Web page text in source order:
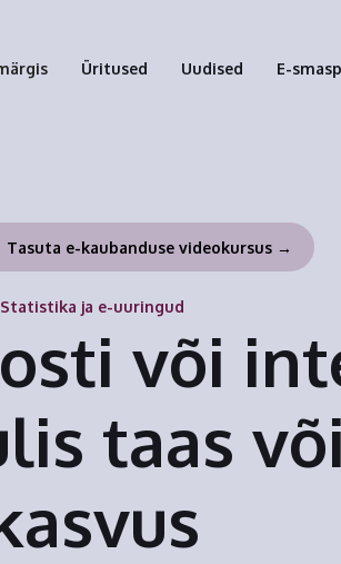
Üritused Uudised E-
Tasuta e-kaubanduse videokursus →
Statistika ja e-uuringud
või
taas